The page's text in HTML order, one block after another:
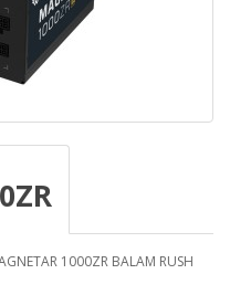
1000ZR BALAM RUSH